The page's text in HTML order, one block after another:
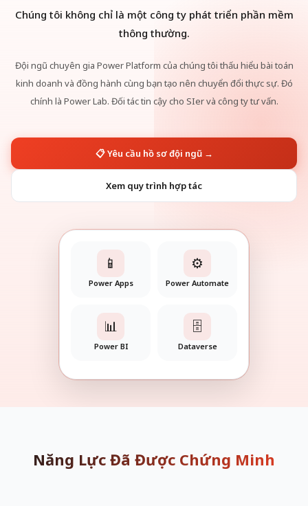
Chúng tôi không chỉ là một công ty phát triển phần mềm
thông thường.
Đội ngũ chuyên gia Power Platform của chúng tôi thấu hiểu bài toán
kinh doanh và đồng hành cùng bạn tạo nên chuyển đổi thực sự. Đó
chính là Power Lab. Đối tác tin cậy cho SIer và công ty tư vấn.
📋 Yêu cầu hồ sơ đội ngũ →
Xem quy trình hợp tác
📱
Power Apps
⚙️
Power Automate
📊
Power BI
🗄️
Dataverse
Năng Lực Đã Được Chứng Minh